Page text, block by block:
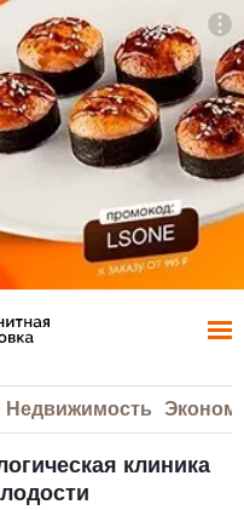
Недвижимость
клиника